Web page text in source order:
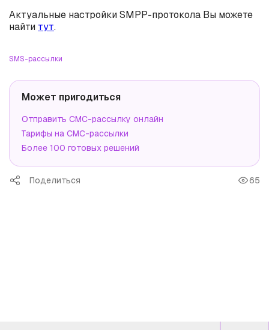
Актуальные настройки SMPP-протокола Вы можете
найти тут.
SMS-рассылки
Может пригодиться
Отправить СМС-рассылку онлайн
Тарифы на СМС-рассылки
Более 100 готовых решений
Поделиться 65